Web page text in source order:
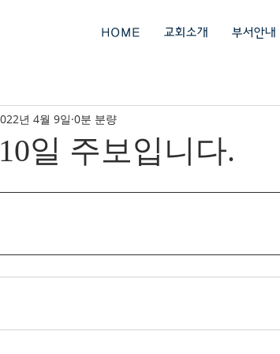
HOME 교회소개 부서안내
일 주보입니다.
년 4월 9일 0분 분량